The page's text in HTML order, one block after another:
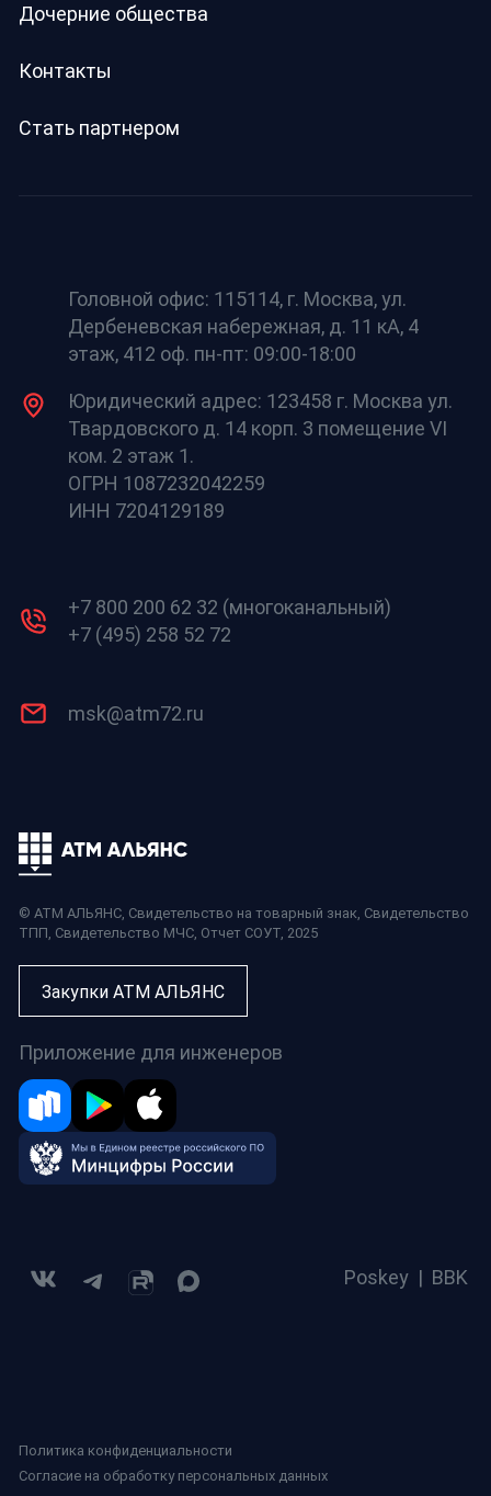
Дочерние общества
Контакты
Стать партнером
Головной офис: 115114, г. Москва, ул.
Дербеневская набережная, д. 11 кА, 4
этаж, 412 оф. пн-пт: 09:00-18:00
Юридический адрес: 123458 г. Москва ул.
Твардовского д. 14 корп. 3 помещение VI
ком. 2 этаж 1.
ОГРН 1087232042259
ИНН 7204129189
+7 800 200 62 32 (многоканальный)
+7 (495) 258 52 72
msk@atm72.ru
© АТМ АЛЬЯНС, Свидетельство на товарный знак, Свидетельство
ТПП, Свидетельство МЧС, Отчет СОУТ, 2025
Закупки АТМ АЛЬЯНС
Приложение для инженеров
Poskey | BBK
Политика конфиденциальности
Согласие на обработку персональных данных